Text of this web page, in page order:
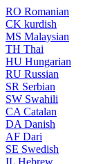
RO Romanian
CK kurdish
MS Malaysian
TH Thai
HU Hungarian
RU Russian
SR Serbian
SW Swahili
CA Catalan
DA Danish
AF Dari
SE Swedish
IL Hebrew